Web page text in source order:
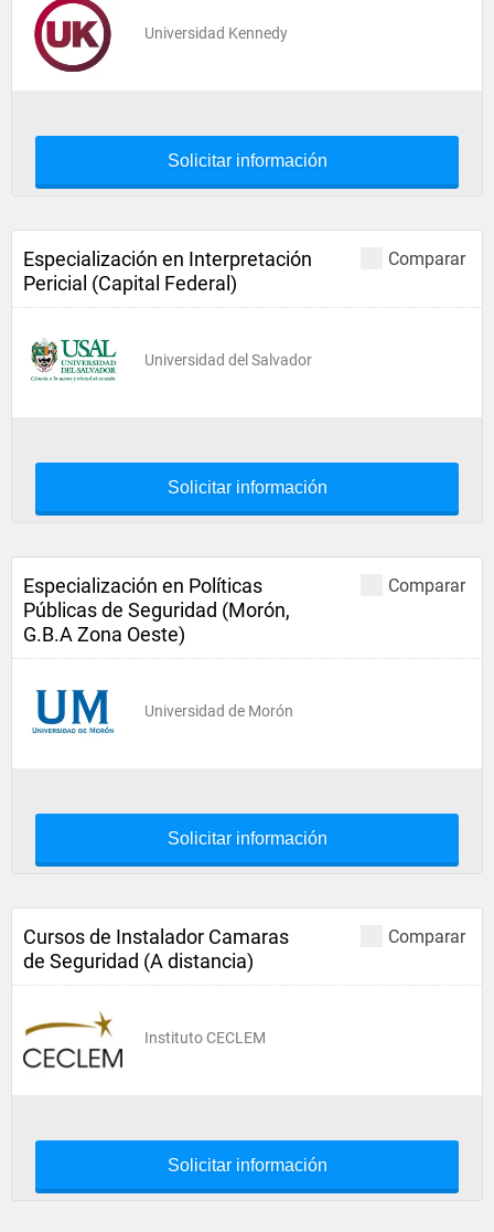
Universidad Kennedy
Solicitar información
Comparar
Especialización en Interpretación
Pericial (Capital Federal)
Universidad del Salvador
Solicitar información
Comparar
Especialización en Políticas
Públicas de Seguridad (Morón,
G.B.A Zona Oeste)
Universidad de Morón
Solicitar información
Comparar
Cursos de Instalador Camaras
de Seguridad (A distancia)
Instituto CECLEM
Solicitar información